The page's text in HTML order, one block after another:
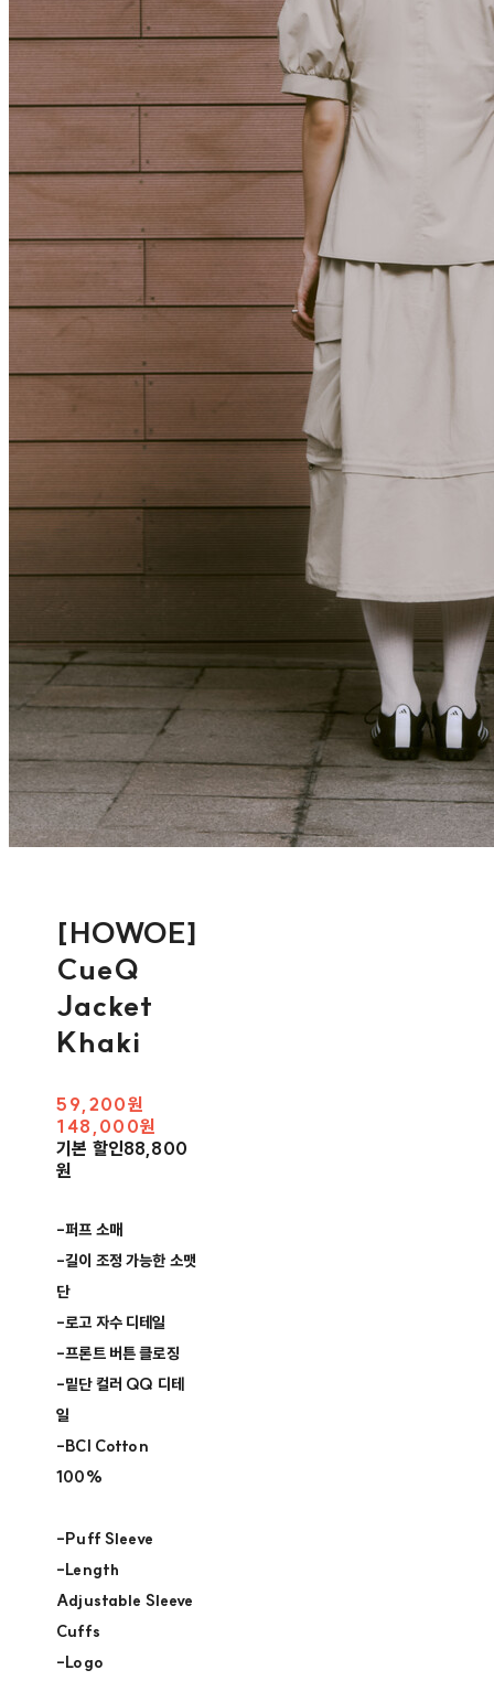
[HOWOE]
CueQ
Jacket
Khaki
59,200원
148,000원
기본 할인88,800
원
-퍼프 소매​
-길이 조정 가능한 소맷
단 ​
-로고 자수 디테일 ​
-프론트 버튼 클로징​
-밑단 컬러 QQ 디테
일 ​
-BCI Cotton
100% ​​
-Puff Sleeve ​
-Length
Adjustable Sleeve
Cuffs ​
-Logo